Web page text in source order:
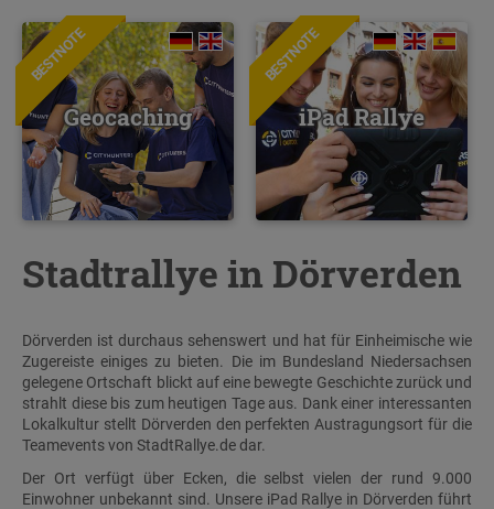
BESTNOTE
Geocaching
BESTNOTE
iPad Rallye
Stadtrallye in Dörverden
Dörverden ist durchaus sehenswert und hat für Einheimische wie
Zugereiste einiges zu bieten. Die im Bundesland Niedersachsen
gelegene Ortschaft blickt auf eine bewegte Geschichte zurück und
strahlt diese bis zum heutigen Tage aus. Dank einer interessanten
Lokalkultur stellt Dörverden den perfekten Austragungsort für die
Teamevents von StadtRallye.de dar.
Der Ort verfügt über Ecken, die selbst vielen der rund 9.000
Einwohner unbekannt sind. Unsere iPad Rallye in Dörverden führt